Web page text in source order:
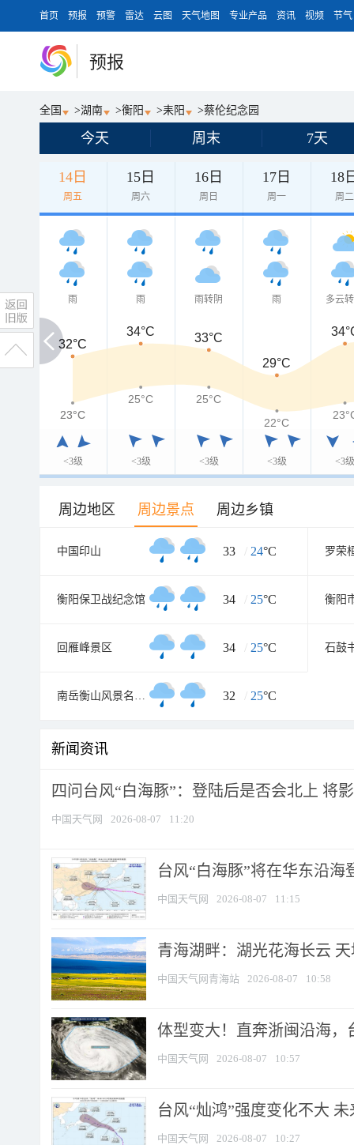
首页 预报 预警 雷达 云图 天气地图 专业产品 资讯 视频 节气
预报
全国 >湖南 >衡阳 >耒阳 >蔡伦纪念园
今天 周末 7天
14日
周五
15日
周六
16日
周日
17日
周一
18
周二
雨
<3级
雨
<3级
雨转阴
<3级
雨
<3级
多云
<3级
32°C
32°C
34°C
33°C
29°C
23°C
23°C
25°C
25°C
22°C
周边地区 周边景点 周边乡镇
中国印山 33 / 24°C 罗荣
衡阳保卫战纪念馆 34 / 25°C
回雁峰景区 34 / 25°C 石鼓
南岳衡山风景名胜区 32 / 25°C
新闻资讯
四问台风“白海豚”：登陆后是否会北上 将
中国天气网 2026-08-07 11:20
台风“白海豚”将在华东沿
中国天气网 2026-08-07 11:15
青海湖畔：湖光花海长云
中国天气网青海站 2026-08-07 10:58
体型变大！直奔浙闽沿海，
中国天气网 2026-08-07 10:57
台风“灿鸿”强度变化不大
中国天气网 2026-08-07 10:27